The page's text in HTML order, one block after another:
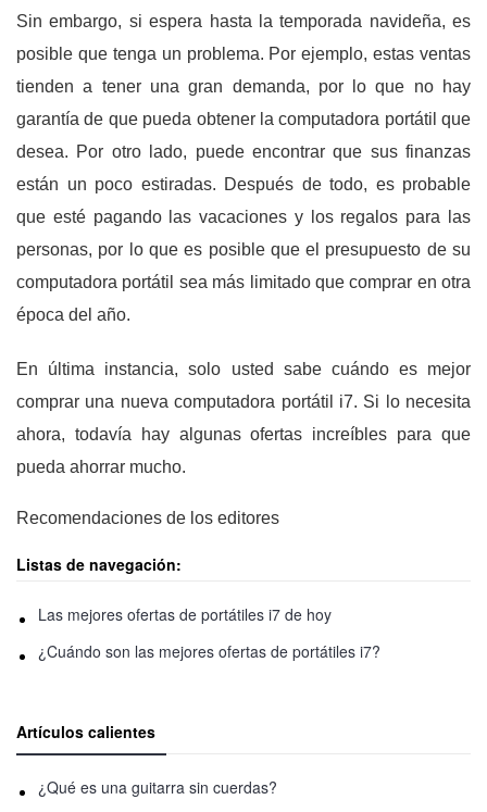
Sin embargo, si espera hasta la temporada navideña, es
posible que tenga un problema. Por ejemplo, estas ventas
tienden a tener una gran demanda, por lo que no hay
garantía de que pueda obtener la computadora portátil que
desea. Por otro lado, puede encontrar que sus finanzas
están un poco estiradas. Después de todo, es probable
que esté pagando las vacaciones y los regalos para las
personas, por lo que es posible que el presupuesto de su
computadora portátil sea más limitado que comprar en otra
época del año.
En última instancia, solo usted sabe cuándo es mejor
comprar una nueva computadora portátil i7. Si lo necesita
ahora, todavía hay algunas ofertas increíbles para que
pueda ahorrar mucho.
Recomendaciones de los editores
Listas de navegación:
Las mejores ofertas de portátiles i7 de hoy
¿Cuándo son las mejores ofertas de portátiles i7?
Artículos calientes
¿Qué es una guitarra sin cuerdas?